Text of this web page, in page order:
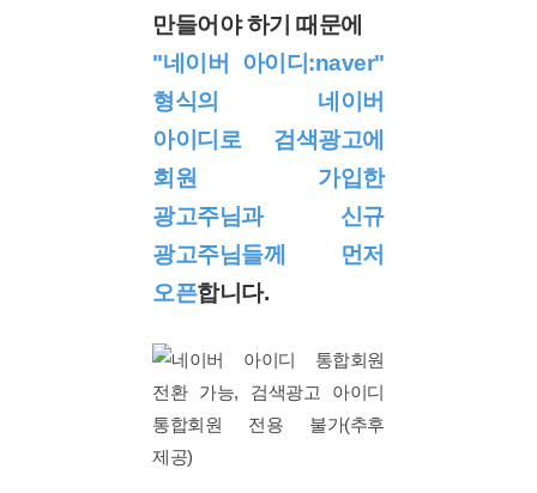
만들어야 하기 때문에
"네이버 아이디:naver"
형식의 네이버
아이디로 검색광고에
회원 가입한
광고주님과 신규
광고주님들께 먼저
오픈합니다.